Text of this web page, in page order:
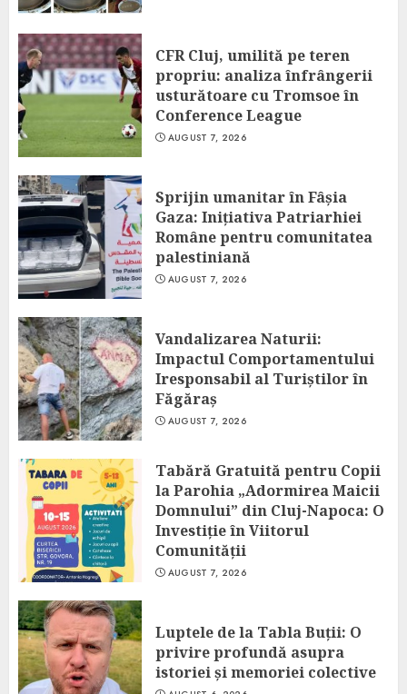
CFR Cluj, umilită pe teren
propriu: analiza înfrângerii
usturătoare cu Tromsoe în
Conference League
AUGUST 7, 2026
Sprijin umanitar în Fâșia
Gaza: Inițiativa Patriarhiei
Române pentru comunitatea
palestiniană
AUGUST 7, 2026
Vandalizarea Naturii:
Impactul Comportamentului
Iresponsabil al Turiștilor în
Făgăraș
AUGUST 7, 2026
Tabără Gratuită pentru Copii
la Parohia „Adormirea Maicii
Domnului” din Cluj-Napoca: O
Investiție în Viitorul
Comunității
AUGUST 7, 2026
Luptele de la Tabla Buții: O
privire profundă asupra
istoriei și memoriei colective